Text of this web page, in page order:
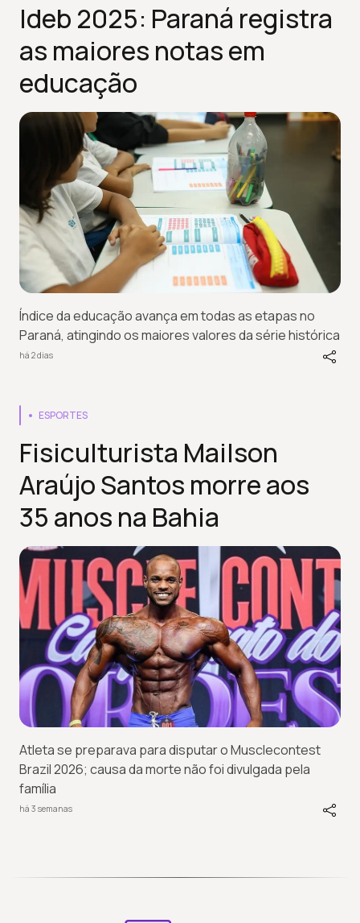
Ideb 2025: Paraná registra
as maiores notas em
educação
Índice da educação avança em todas as etapas no
Paraná, atingindo os maiores valores da série histórica
há 2 dias
ESPORTES
Fisiculturista Mailson
Araújo Santos morre aos
35 anos na Bahia
Atleta se preparava para disputar o Musclecontest
Brazil 2026; causa da morte não foi divulgada pela
família
há 3 semanas